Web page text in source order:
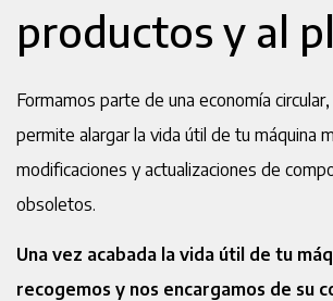
productos y al
Formamos parte de una economía circular,
permite alargar la vida útil de tu máquina
modificaciones y actualizaciones de
obsoletos.
Una vez acabada la vida útil de tu
recogemos y nos encargamos de su